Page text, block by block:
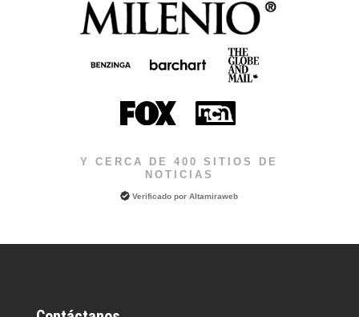
Y CERCA DE 400 SITIOS DE
NOTICIAS
Verificado porAltamiraweb